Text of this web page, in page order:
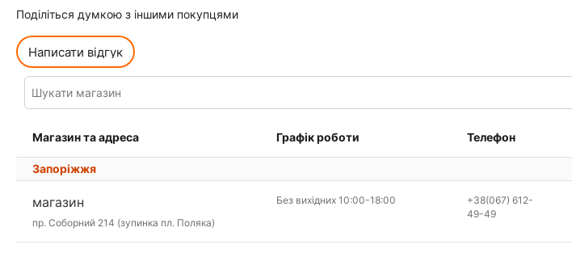
Поділіться думкою з іншими покупцями
Написати відгук
Магазин та адреса Графік роботи Телефон
Запоріжжя
магазин
пр. Соборний 214 (зупинка пл. Поляка)
Без вихідних 10:00-18:00
+38(067) 612-
49-49